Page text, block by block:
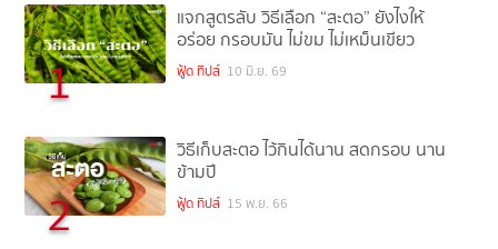
1
แจกสูตรลับ วิธีเลือก “สะตอ” ยังไงให้
อร่อย กรอบมัน ไม่ขม ไม่เหม็นเขียว
ฟู้ด ทิปส์ 10 มิ.ย. 69
2
วิธีเก็บสะตอ ไว้กินได้นาน สดกรอบ นาน
ข้ามปี
ฟู้ด ทิปส์ 15 พ.ย. 66